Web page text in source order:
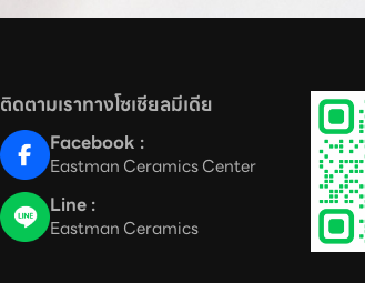
ติดตามเราทางโซเชียลมีเดีย
Facebook :
Eastman Ceramics Center
Line :
Eastman Ceramics